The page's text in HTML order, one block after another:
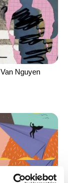
Nguyen